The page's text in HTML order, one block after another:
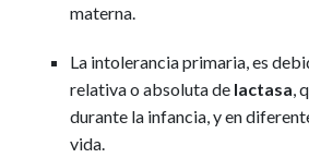
materna.
La intolerancia primaria, es
relativa o absoluta de lactasa,
durante la infancia, y en
vida.